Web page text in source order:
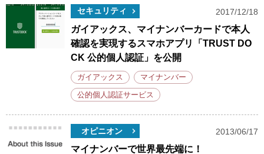
セキュリティ 2017/12/18
ガイアックス、マイナンバーカードで本人
確認を実現するスマホアプリ「TRUST DO
CK 公的個人認証」を公開
ガイアックス マイナンバー
公的個人認証サービス
オピニオン 2013/06/17
マイナンバーで世界最先端に！